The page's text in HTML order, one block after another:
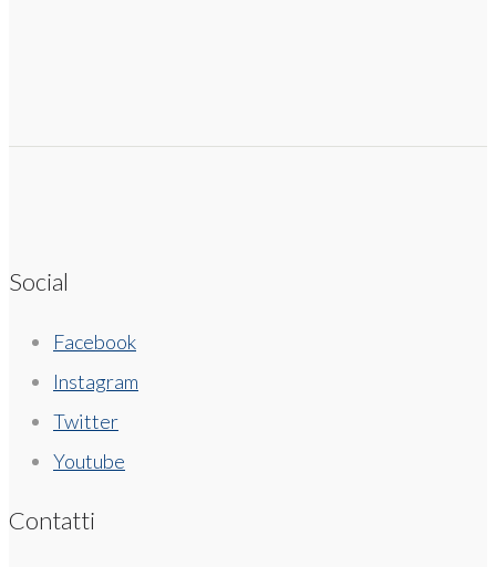
Social
Facebook
Instagram
Twitter
Youtube
Contatti